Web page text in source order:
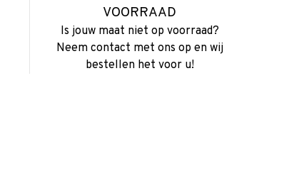
VOORRAAD
Is jouw maat niet op voorraad?
Neem contact met ons op en wij
bestellen het voor u!